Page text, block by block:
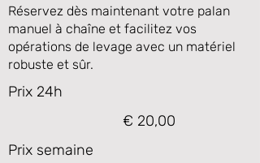
Réservez dès maintenant votre palan
manuel à chaîne et facilitez vos
opérations de levage avec un matériel
robuste et sûr.
Prix 24h
€ 20,00
Prix semaine